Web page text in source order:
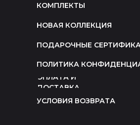
ПОЛИТИКА
ОПЛАТА И
ДОСТАВКА
УСЛОВИЯ ВОЗВРАТА
КОМПЛЕКТЫ
НОВАЯ КОЛЛЕКЦИЯ
ПОДАРОЧНЫЕ